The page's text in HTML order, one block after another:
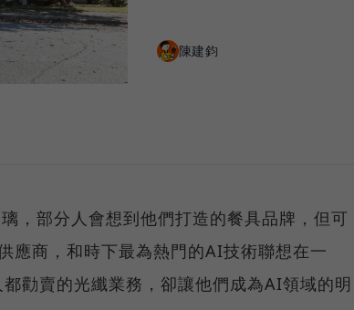
陳建鈞
，部分人會想到他們打造的餐具品牌，但可
應商，和時下最為熱門的AI技術聯想在一
勸賣的光纖業務，卻讓他們成為AI領域的明